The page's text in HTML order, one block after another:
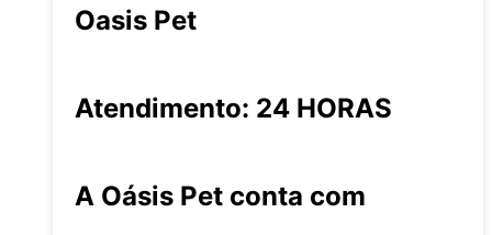
Oasis Pet
Atendimento: 24 HORAS
A Oásis Pet conta com